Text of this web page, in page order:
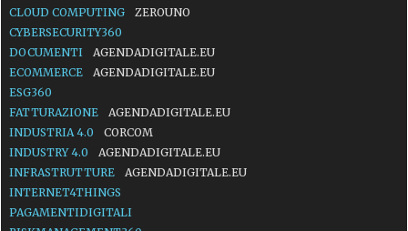
CLOUD COMPUTING
ZEROUNO
CYBERSECURITY360
DOCUMENTI
AGENDADIGITALE.EU
ECOMMERCE
AGENDADIGITALE.EU
ESG360
FATTURAZIONE
AGENDADIGITALE.EU
INDUSTRIA 4.0
CORCOM
INDUSTRY 4.0
AGENDADIGITALE.EU
INFRASTRUTTURE
AGENDADIGITALE.EU
INTERNET4THINGS
PAGAMENTIDIGITALI